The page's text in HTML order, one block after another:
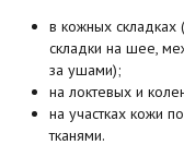
в кожных
складки на шее,
за ушами);
на локтевых и
на участках кожи
тканями.